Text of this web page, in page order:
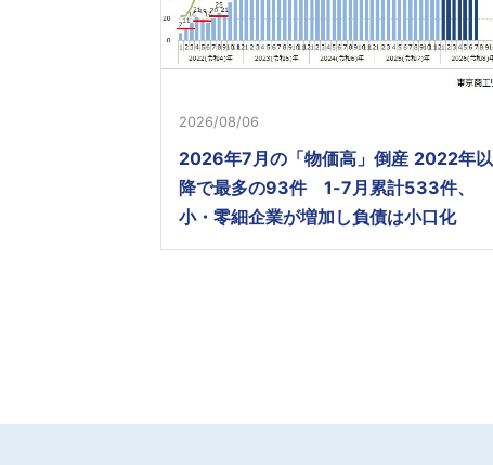
2026/08/06
2026年7月の「物価高」倒産 2022年以
降で最多の93件 1-7月累計533件、
小・零細企業が増加し負債は小口化